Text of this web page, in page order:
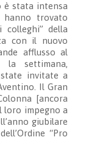
è stata intensa
hanno trovato
colleghi” della
con il nuovo
afflusso al
la settimana,
invitate a
Il Gran
[ancora
impegno a
giubilare
“Pro